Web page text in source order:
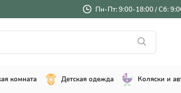
Пн-Пт: 9:00-18:00 / Сб:
комната Детская одежда Коляски и